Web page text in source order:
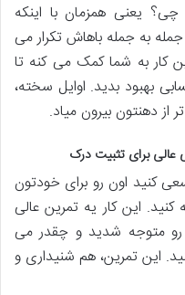
یعنی همزمان با اینکه
به جمله باهاش تکرار می
کار به شما کمک می کنه تا
بهبود بدید. اوایل سخته،
از دهنتون بیرون میاد.
عالی برای تثبیت درک
کنید اون رو برای خودتون
این کار یه تمرین عالی
رو متوجه شدید و چقدر می
این تمرین، هم شنیداری و